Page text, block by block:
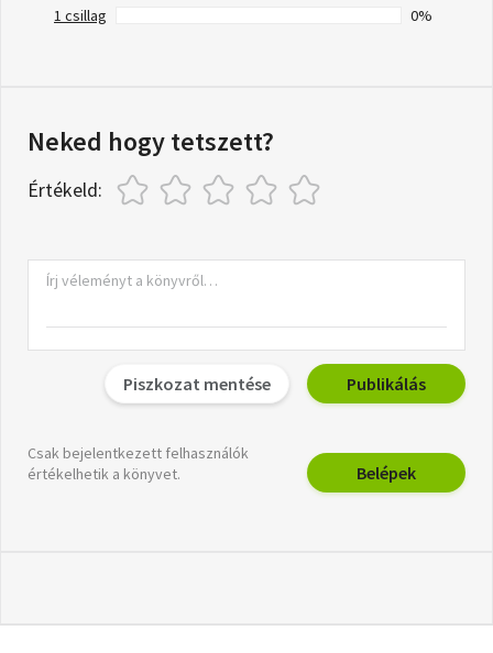
1 csillag
0%
Neked hogy tetszett?
Értékeld:
Piszkozat mentése Publikálás
Csak bejelentkezett felhasználók
értékelhetik a könyvet.
Belépek